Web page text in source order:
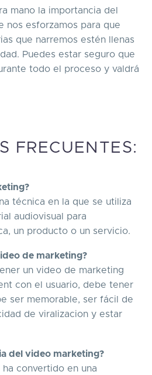
mano la importancia del
nos esforzamos para que
que narremos estén llenas
Puedes estar seguro que
todo el proceso y valdrá
FRECUENTES:
técnica en la que se utiliza
audiovisual para
un producto o un servicio.
de marketing?
un video de marketing
con el usuario, debe tener
ser memorable, ser fácil de
de viralizacion y estar
del video marketing?
convertido en una